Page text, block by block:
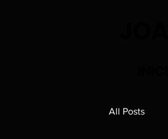
All Posts